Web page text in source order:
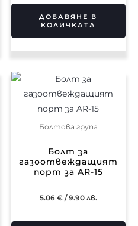
ДОБАВЯНЕ В
КОЛИЧКАТА
Болтова група
Болт за
газоотвеждащият
порт за AR-15
5.06 €/ 9.90 лв.